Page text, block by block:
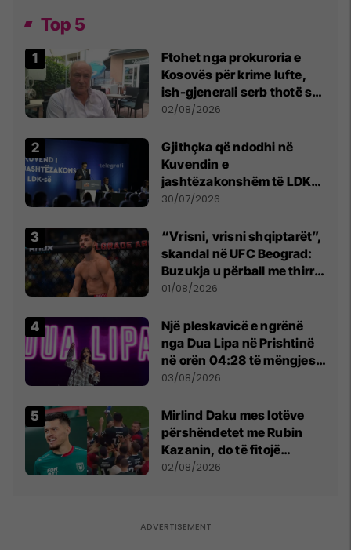
Top 5
Ftohet nga prokuroria e
Kosovës për krime lufte,
ish-gjenerali serb thotë se
dikush e tradhtoi në
02/08/2026
Gjithçka që ndodhi në
Kuvendin e
jashtëzakonshëm të LDK-
së
30/07/2026
“Vrisni, vrisni shqiptarët”,
skandal në UFC Beograd:
Buzukja u përball me thirrje
anti-shqiptare nga
01/08/2026
Një pleskavicë e ngrënë
nga Dua Lipa në Prishtinë
në orën 04:28 të mëngjesit
- dhe bota digjitale serbe
03/08/2026
Mirlind Daku mes lotëve
përshëndetet me Rubin
Kazanin, do të fitojë
miliona te Spartak Moska
02/08/2026